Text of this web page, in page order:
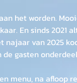
het worden.
En sinds 2021
van 2025
gasten
menu, na afloop